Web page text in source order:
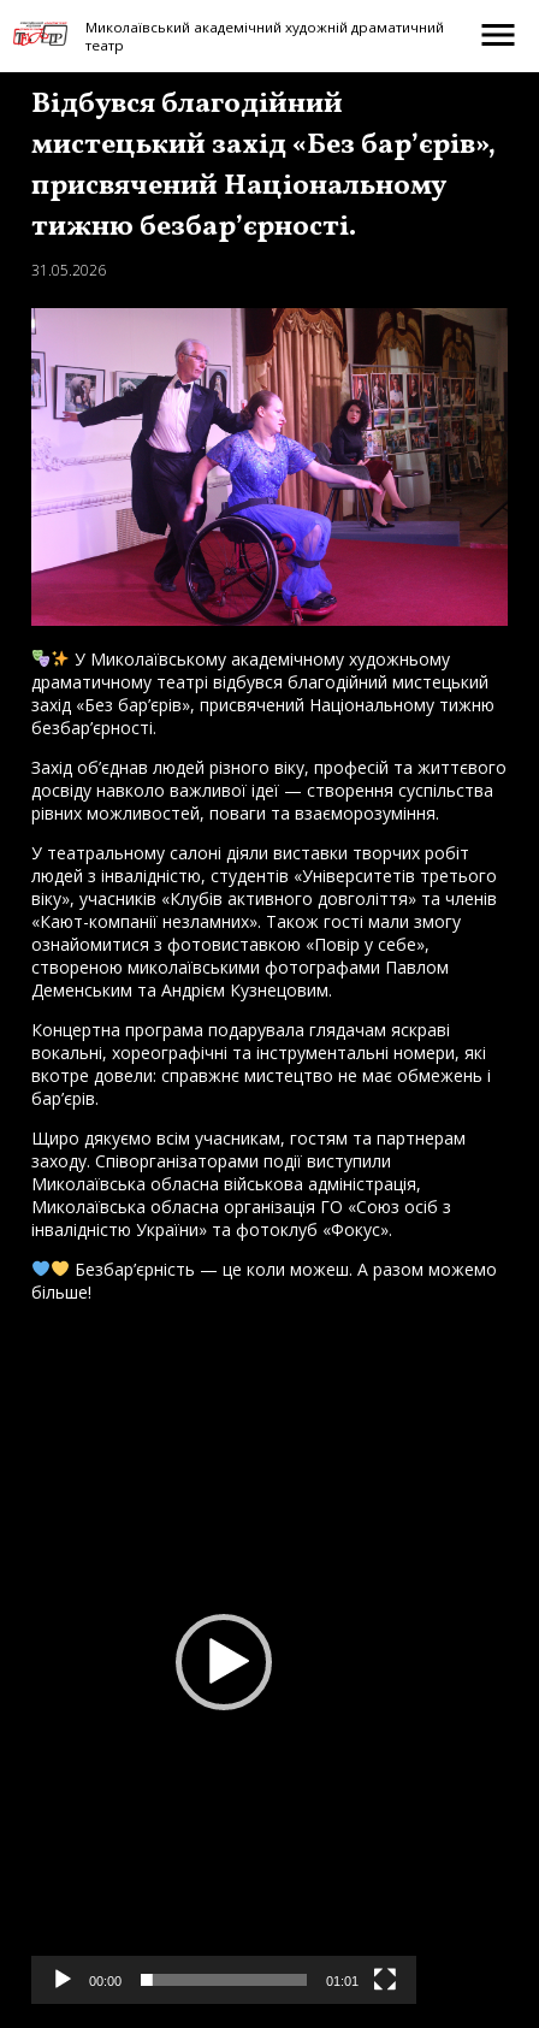
Миколаївський академічний художній драматичний
театр
menu
Відбувся благодійний
мистецький захід «Без бар’єрів»,
присвячений Національному
тижню безбар’єрності.
31.05.2026
У Миколаївському академічному художньому
драматичному театрі відбувся благодійний мистецький
захід «Без бар’єрів», присвячений Національному тижню
безбар’єрності.
Захід об’єднав людей різного віку, професій та життєвого
досвіду навколо важливої ідеї — створення суспільства
рівних можливостей, поваги та взаєморозуміння.
У театральному салоні діяли виставки творчих робіт
людей з інвалідністю, студентів «Університетів третього
віку», учасників «Клубів активного довголіття» та членів
«Кают-компанії незламних». Також гості мали змогу
ознайомитися з фотовиставкою «Повір у себе»,
створеною миколаївськими фотографами Павлом
Деменським та Андрієм Кузнецовим.
Концертна програма подарувала глядачам яскраві
вокальні, хореографічні та інструментальні номери, які
вкотре довели: справжнє мистецтво не має обмежень і
бар’єрів.
Щиро дякуємо всім учасникам, гостям та партнерам
заходу. Співорганізаторами події виступили
Миколаївська обласна військова адміністрація,
Миколаївська обласна організація ГО «Союз осіб з
інвалідністю України» та фотоклуб «Фокус».
Безбар’єрність — це коли можеш. А разом можемо
більше!
00:00 01:01